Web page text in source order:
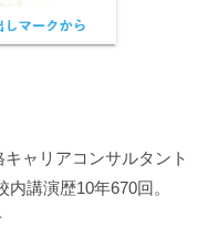
ャリアコンサルタント
内講演歴10年670回。